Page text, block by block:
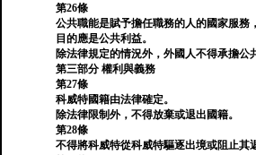
第26條
公共職能是賦予擔任職務的人的國家服務
目的應是公共利益。
除法律規定的情況外，外國人不得承擔公
第三部分 權利與義務
第27條
科威特國籍由法律確定。
除法律限制外，不得放棄或退出國籍。
第28條
不得將科威特從科威特驅逐出境或阻止其